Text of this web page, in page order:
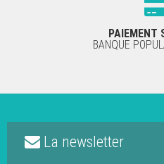
PAIEMENT
BANQUE
La newsletter